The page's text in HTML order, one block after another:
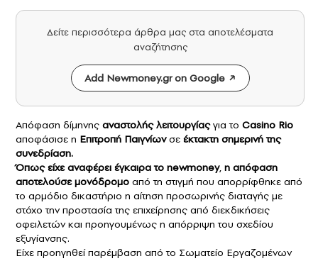
Δείτε περισσότερα άρθρα μας στα αποτελέσματα
αναζήτησης
Add Newmoney.gr on Google
Απόφαση δίμηνης αναστολής λειτουργίαςγια το Casino Rio
αποφάσισε η Επιτροπή Παιγνίωνσε έκτακτη σημερινή της
συνεδρίαση.
Όπως είχε αναφέρει έγκαιρα το newmoney, η απόφαση
αποτελούσε μονόδρομο από τη στιγμή που απορρίφθηκε από
το αρμόδιο δικαστήριο η αίτηση προσωρινής διαταγής με
στόχο την προστασία της επιχείρησης από διεκδικήσεις
οφειλετών και προηγουμένως η απόρριψη του σχεδίου
εξυγίανσης.
Είχε προηγηθεί παρέμβαση από το Σωματείο Εργαζομένων